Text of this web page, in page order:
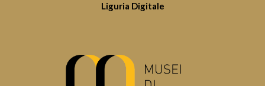
Liguria Digitale